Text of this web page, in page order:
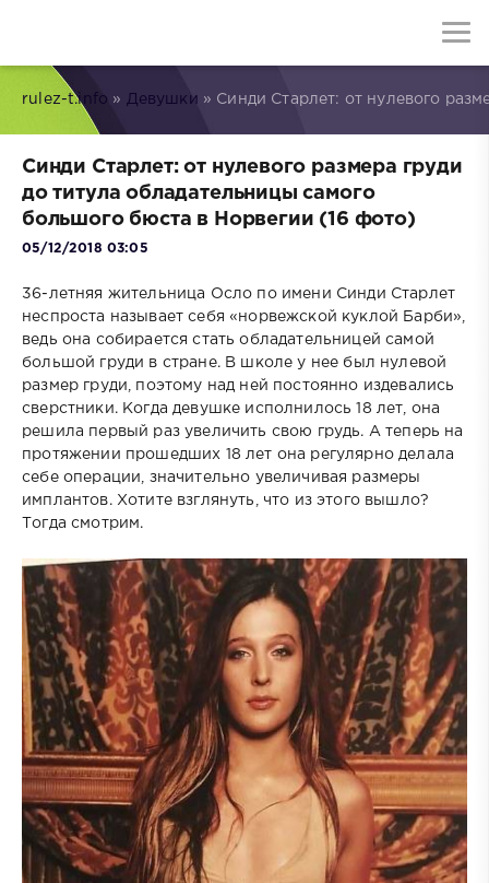
rulez-t.info » Девушки » Синди Старлет: от нулевого
Синди Старлет: от нулевого размера груди
до титула обладательницы самого
большого бюста в Норвегии (16 фото)
05/12/2018 03:05
36-летняя жительница Осло по имени Синди Старлет
неспроста называет себя «норвежской куклой Барби»,
ведь она собирается стать обладательницей самой
большой груди в стране. В школе у нее был нулевой
размер груди, поэтому над ней постоянно издевались
сверстники. Когда девушке исполнилось 18 лет, она
решила первый раз увеличить свою грудь. А теперь на
протяжении прошедших 18 лет она регулярно делала
себе операции, значительно увеличивая размеры
имплантов. Хотите взглянуть, что из этого вышло?
Тогда смотрим.